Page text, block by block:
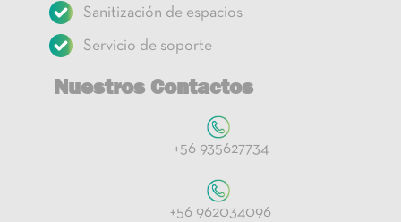
Sanitización de espacios
Servicio de soporte
Nuestros Contactos
+56 935627734
+56 962034096